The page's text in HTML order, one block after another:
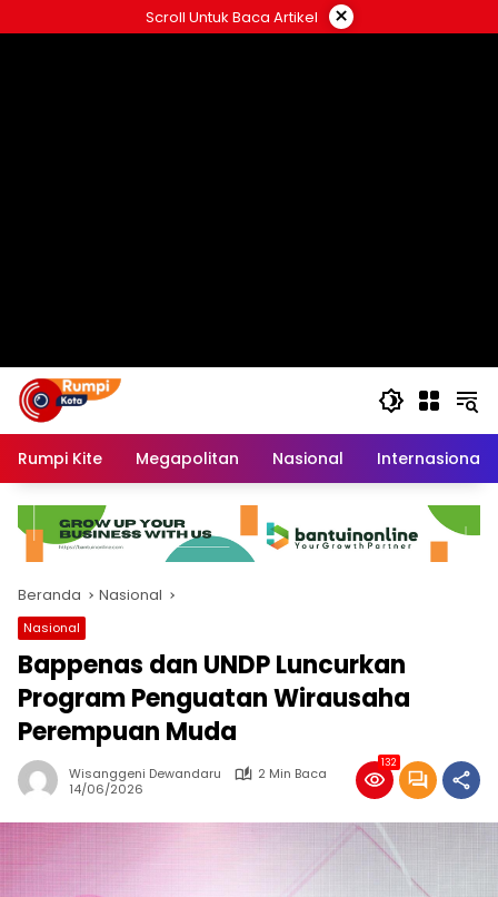
ke
Scroll Untuk Baca Artikel ×
Rumpi Kite Megapolitan Nasional Internasional
Beranda Nasional
Nasional
Bappenas dan UNDP Luncurkan
Program Penguatan Wirausaha
Perempuan Muda
Wisanggeni Dewandaru
2 Min Baca
14/06/2026
132